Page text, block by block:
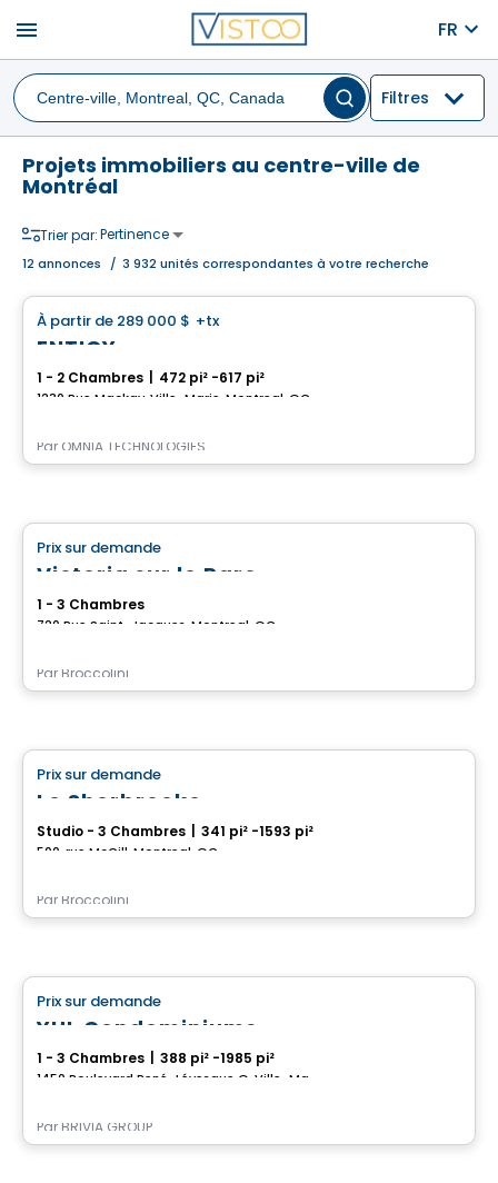
menu FR
Filtres
Projets immobiliers au centre-ville de
Montréal
Trier par:Pertinence
12 annonces / 3 932 unités correspondantes à votre rechercheCondo
À partir de 289 000 $ +tx
ENTICY
1 - 2 Chambres 472 pi² -617 pi²
1230 Rue Mackay, Ville-Marie, Montreal, QC
Par OMNIA TECHNOLOGIES
Prix sur demande
Victoria sur le Parc
1 - 3 Chambres
720 Rue Saint-Jacques, Montreal, QC
Par Broccolini
Prix sur demande
Le Sherbrooke
Studio - 3 Chambres 341 pi² -1593 pi²
500, rue McGill, Montreal, QC
Par Broccolini
Prix sur demande
YUL Condominiums
1 - 3 Chambres 388 pi² -1985 pi²
Par BRIVIA GROUP